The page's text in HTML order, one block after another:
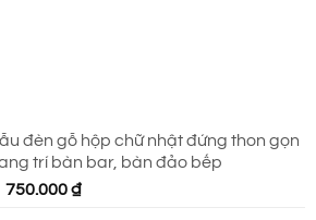
đèn gỗ hộp chữ nhật đứng thon gọn
trí bàn bar, bàn đảo bếp
Giá
750.000₫Giá